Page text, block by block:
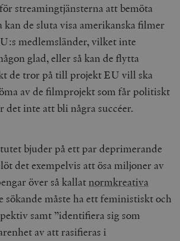
streamingtjänsterna att bemöta
kan de sluta visa amerikanska filmer
medlemsländer, vilket inte
glad, eller så kan de flytta
de tror på till projekt EU vill ska
av de filmprojekt som får politiskt
det inte att bli några succéer.
bjuder på ett par deprimerande
det exempelvis att ösa miljoner av
över så kallatnormkreativa
sökande måste ha ett feministiskt och
samt ”identifiera sig som
av att rasifieras i